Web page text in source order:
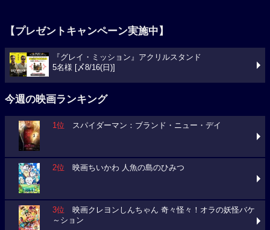
【プレゼントキャンペーン実施中】
『グレイ・ミッション』アクリルスタンド
5名様 [〆8/16(日)]
今週の映画ランキング
1位 スパイダーマン：ブランド・ニュー・デイ
2位 映画ちいかわ 人魚の島のひみつ
3位 映画クレヨンしんちゃん 奇々怪々！オラの妖怪バケ
～ション